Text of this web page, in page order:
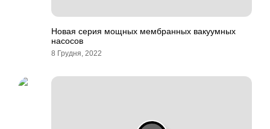
Новая серия мощных мембранных вакуумных
насосов
8 Грудня, 2022